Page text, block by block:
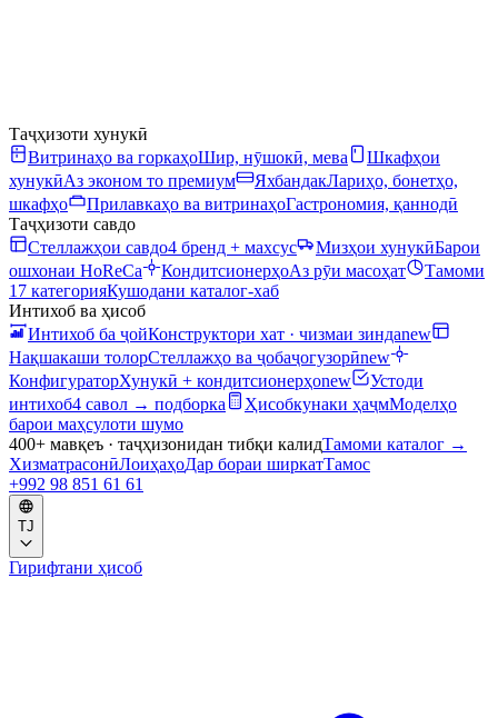
Таҷҳизоти хунукӣ
Витринаҳо ва горкаҳоШир, нӯшокӣ, мева
Шкафҳои
хунукӣАз эконом то премиум ЯхбандакЛариҳо, бонетҳо,
шкафҳо
Прилавкаҳо ва витринаҳоГастрономия, қаннодӣ
Таҷҳизоти савдо
Стеллажҳои савдо4 бренд + махсус Мизҳои хунукӣБарои
ошхонаи HoReCa
КондитсионерҳоАз рӯи масоҳат
Тамоми
17 категорияКушодани каталог-хаб
Интихоб ва ҳисоб
Интихоб ба ҷойКонструктори хат · чизмаи зиндаnew
Нақшакаши толорСтеллажҳо ва ҷобаҷогузорӣnew
КонфигураторХунукӣ + кондитсионерҳоnew
Устоди
интихоб4 савол → подборка Ҳисобкунаки ҳаҷмМоделҳо
барои маҳсулоти шумо
400+ мавқеъ · таҷҳизонидан тибқи калидТамоми каталог →
ХизматрасонӣЛоиҳаҳоДар бораи ширкатТамос
+992 98 851 61 61
TJ
Гирифтани ҳисоб